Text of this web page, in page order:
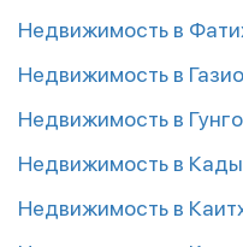
Недвижимость в
Недвижимость в
Недвижимость в
Недвижимость в
Недвижимость в